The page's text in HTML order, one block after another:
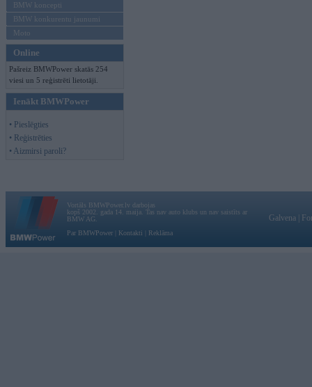
BMW koncepti
BMW konkurentu jaunumi
Moto
Online
Pašreiz BMWPower skatās 254
viesi un 5 reģistrēti lietotāji.
Ienākt BMWPower
• Pieslēgties
• Reģistrēties
• Aizmirsi paroli?
Vortāls BMWPower.lv darbojas
kopš 2002. gada 14. maija. Tas nav auto klubs un nav saistīts ar
BMW AG.
Par BMWPower
Kontakti Reklāma
Galvena